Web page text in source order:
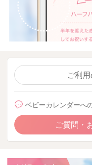
ご利
ベビーカレンダーへ
ご質問・